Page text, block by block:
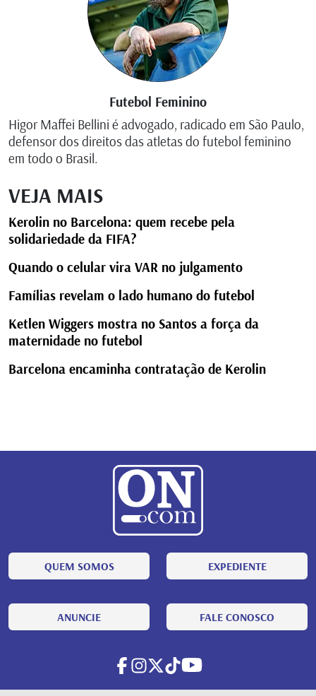
Futebol Feminino
Higor Maffei Bellini é advogado, radicado em São Paulo,
defensor dos direitos das atletas do futebol feminino
em todo o Brasil.
VEJA MAIS
Kerolin no Barcelona: quem recebe pela
solidariedade da FIFA?
Quando o celular vira VAR no julgamento
Famílias revelam o lado humano do futebol
Ketlen Wiggers mostra no Santos a força da
maternidade no futebol
Barcelona encaminha contratação de Kerolin
QUEM SOMOS EXPEDIENTE
ANUNCIE FALE CONOSCO